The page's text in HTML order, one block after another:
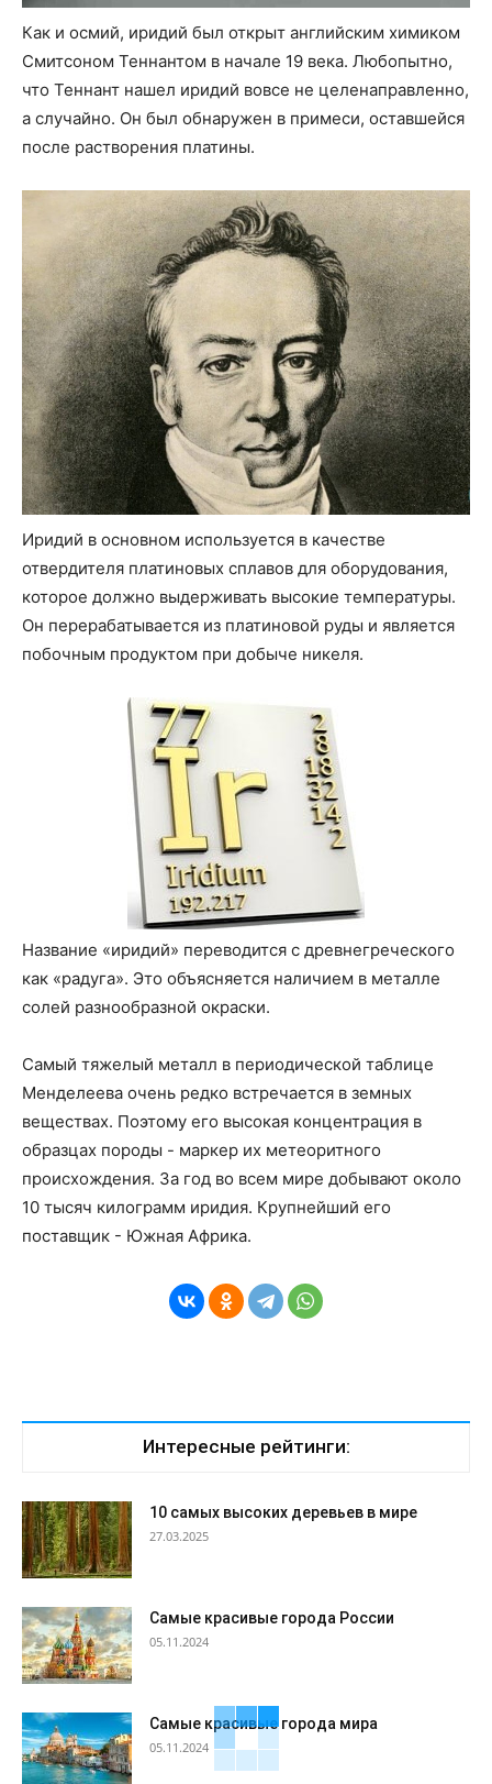
Как и осмий, иридий был открыт английским химиком
Смитсоном Теннантом в начале 19 века. Любопытно,
что Теннант нашел иридий вовсе не целенаправленно,
а случайно. Он был обнаружен в примеси, оставшейся
после растворения платины.
Иридий в основном используется в качестве
отвердителя платиновых сплавов для оборудования,
которое должно выдерживать высокие температуры.
Он перерабатывается из платиновой руды и является
побочным продуктом при добыче никеля.
Название «иридий» переводится с древнегреческого
как «радуга». Это объясняется наличием в металле
солей разнообразной окраски.
Самый тяжелый металл в периодической таблице
Менделеева очень редко встречается в земных
веществах. Поэтому его высокая концентрация в
образцах породы - маркер их метеоритного
происхождения. За год во всем мире добывают около
10 тысяч килограмм иридия. Крупнейший его
поставщик - Южная Африка.
Интересные рейтинги:
10 самых высоких деревьев в мире
27.03.2025
Самые красивые города России
05.11.2024
Самые красивые города мира
05.11.2024